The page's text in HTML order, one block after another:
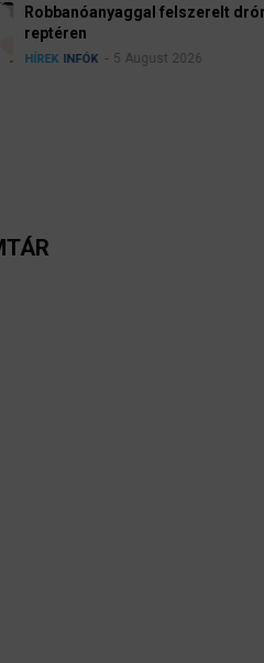
felszerelt drónt találtak a lipcsei
2026